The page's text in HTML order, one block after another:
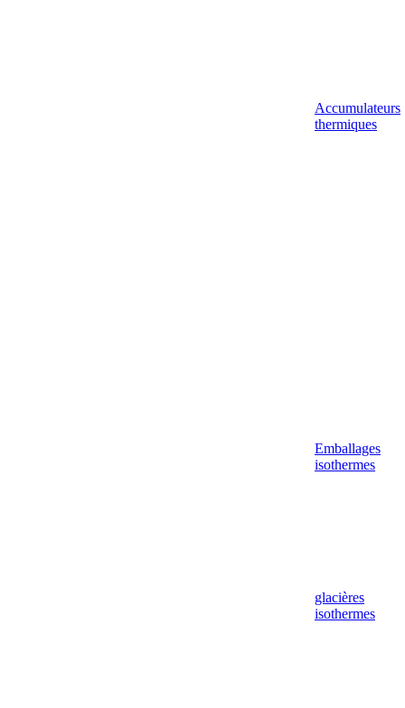
Accumulateurs
thermiques
Emballages
isothermes
glacières
isothermes